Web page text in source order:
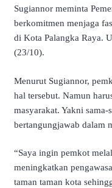
Sugiannor meminta
berkomitmen menjaga
di Kota Palangka Raya.
(23/10).
Menurut Sugiannor,
hal tersebut. Namun
masyarakat. Yakni sama-
bertangungjawab dalam
“Saya ingin pemkot
meningkatkan
taman taman kota